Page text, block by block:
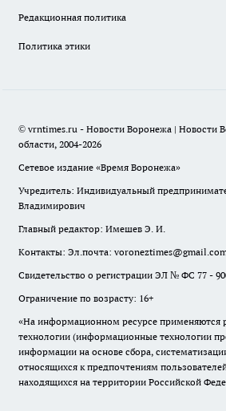
Редакционная политика
Политика этики
© vrntimes.ru - Новости Воронежа | Новости
области, 2004-2026
Сетевое издание «Время Воронежа»
Учредитель: Индивидуальный
Владимирович
Главный редактор: Имешев Э. И.
Контакты: Эл.почта:
Свидетельство о регистрации ЭЛ № ФС 77 -
Ограничение по возрасту: 16+
«На информационном ресурсе применяются
технологии (информационные технологии
информации на основе сбора,
относящихся к предпочтениям
находящихся на территории Российской